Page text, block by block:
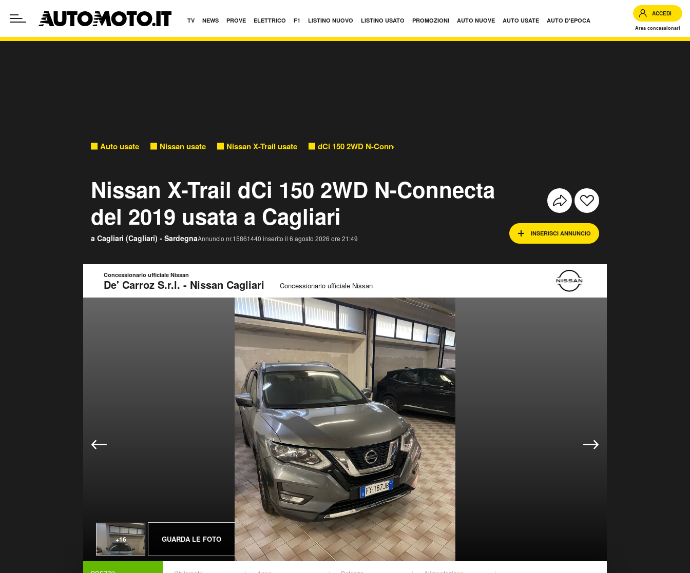
TV NEWS PROVE ELETTRICO F1 LISTINO NUOVO LISTINO USATO PROMOZIONI AUTO NUOVE AUTO USATE AUTO D'EPOCA
ACCEDI
Area concessionari
Auto usate Nissan usate Nissan X-Trail usate dCi 150 2WD N-Connecta usate
Nissan X-Trail dCi 150 2WD N-Connecta
del 2019 usata a Cagliari
a Cagliari (Cagliari) - SardegnaAnnuncio nr.15861440 inserito il 6 agosto 2026 ore 21:49
INSERISCI ANNUNCIO
Concessionario ufficiale Nissan
De' Carroz S.r.l. - Nissan Cagliari Concessionario ufficiale Nissan
+16 GUARDA LE FOTO